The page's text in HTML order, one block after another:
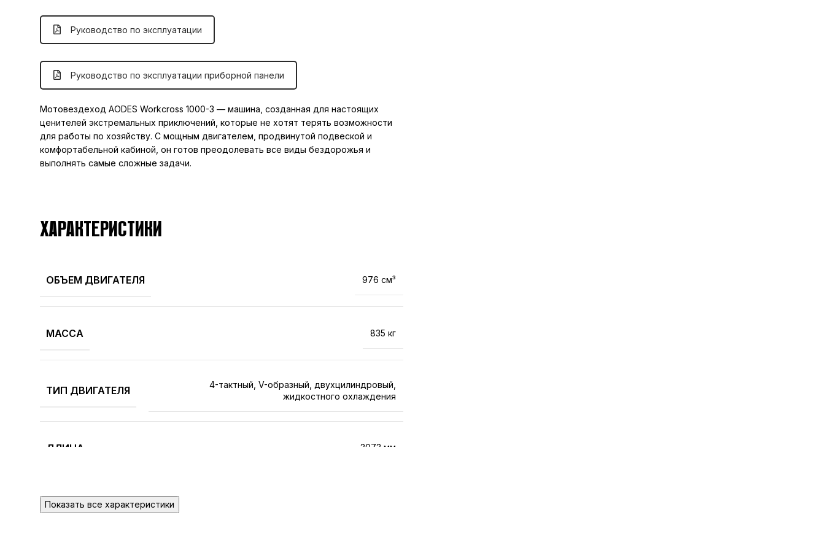
Руководство по эксплуатации
Руководство по эксплуатации приборной панели
Мотовездеход AODES Workcross 1000-3 — машина, созданная для настоящих
ценителей экстремальных приключений, которые не хотят терять возможности
для работы по хозяйству. С мощным двигателем, продвинутой подвеской и
комфортабельной кабиной, он готов преодолевать все виды бездорожья и
выполнять самые сложные задачи.
ХАРАКТЕРИСТИКИ
ОБЪЕМ ДВИГАТЕЛЯ 976 см³
МАССА 835 кг
ТИП ДВИГАТЕЛЯ
4-тактный, V-образный, двухцилиндровый,
жидкостного охлаждения
ДЛИНА 3073 мм
ШИРИНА
Показать все характеристики